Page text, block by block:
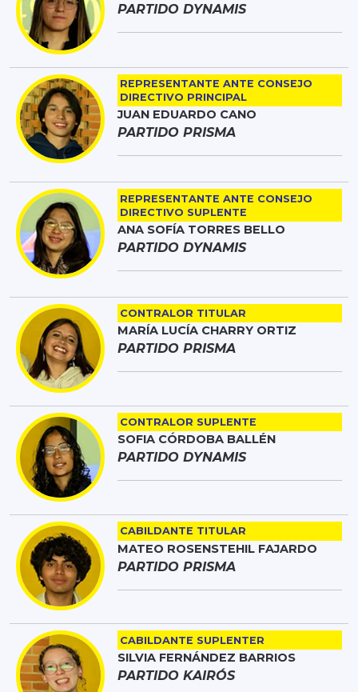
PARTIDO DYNAMIS
REPRESENTANTE ANTE CONSEJO
DIRECTIVO PRINCIPAL
JUAN EDUARDO CANO
PARTIDO PRISMA
REPRESENTANTE ANTE CONSEJO
DIRECTIVO SUPLENTE
ANA SOFÍA TORRES BELLO
PARTIDO DYNAMIS
CONTRALOR TITULAR
MARÍA LUCÍA CHARRY ORTIZ
PARTIDO PRISMA
CONTRALOR SUPLENTE
SOFIA CÓRDOBA BALLÉN
PARTIDO DYNAMIS
CABILDANTE TITULAR
MATEO ROSENSTEHIL FAJARDO
PARTIDO PRISMA
CABILDANTE SUPLENTER
SILVIA FERNÁNDEZ BARRIOS
PARTIDO KAIRÓS